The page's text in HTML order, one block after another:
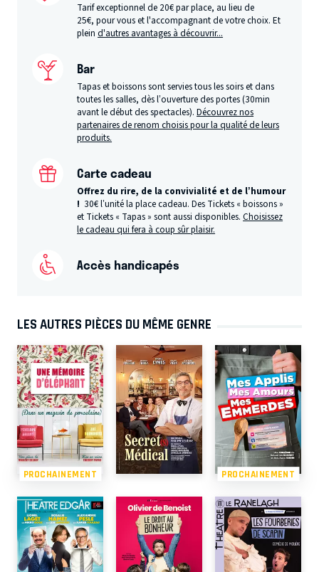
Tarif exceptionnel de 20€ par place, au lieu de
25€, pour vous et l'accompagnant de votre choix. Et
pleind'autres avantages à découvrir...
Bar
Tapas et boissons sont servies tous les soirs et dans
toutes les salles, dès l’ouverture des portes (30min
avant le début des spectacles).Découvrez nos
partenaires de renom choisis pour la qualité de leurs
produits.
Carte cadeau
Offrez du rire, de la convivialité et de l’humour
! 30€ l’unité la place cadeau. Des Tickets « boissons »
et Tickets « Tapas » sont aussi disponibles.Choisissez
le cadeau qui fera à coup sûr plaisir.
Accès handicapés
LES AUTRES PIÈCES DU MÊME GENRE
PROCHAINEMENT PROCHAINEMENT